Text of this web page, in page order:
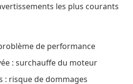
les plus courants
de performance
: surchauffe du moteur
: risque de dommages